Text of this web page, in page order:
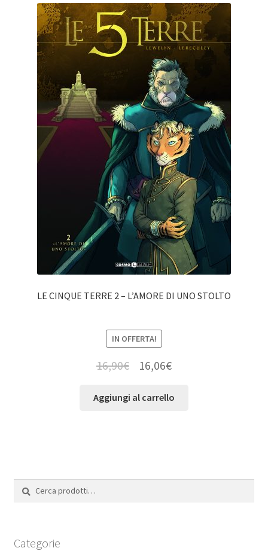
LE CINQUE TERRE 2 – L’AMORE DI UNO STOLTO
IN OFFERTA!
16,90€ 16,06€
Aggiungi al carrello
Cerca:
Cerca
Categorie